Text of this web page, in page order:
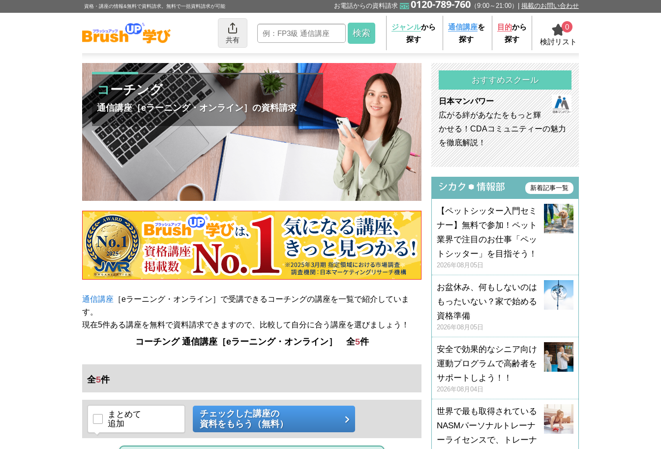
資格・講座の情報&無料で資料請求。無料で一括資料請求が可能 お電話からの資料請求 0120-789-760 （9:00～21:00） 掲載のお問い合わせ
共有
ジャンルから
探す
通信講座を
探す
目的から
探す
0
検討リスト
コーチング
通信講座［eラーニング・オンライン］の資料請求
通信講座 ［eラーニング・オンライン］で受講できるコーチングの講座を一覧で紹介していま
す。
現在5件ある講座を無料で資料請求できますので、比較して自分に合う講座を選びましょう！
コーチング 通信講座［eラーニング・オンライン］ 全5件
全5件
まとめて
追加
チェックした講座の
資料をもらう（無料）
おすすめスクール
日本マンパワー
広がる絆があなたをもっと輝
かせる！CDAコミュニティーの魅力
を徹底解説！
新着記事一覧
【ペットシッター入門セミ
ナー】無料で参加！ペット
業界で注目のお仕事「ペッ
トシッター」を目指そう！
2026年08月05日
お盆休み、何もしないのは
もったいない？家で始める
資格準備
2026年08月05日
安全で効果的なシニア向け
運動プログラムで高齢者を
サポートしよう！！
2026年08月04日
世界で最も取得されている
NASMパーソナルトレーナ
ーライセンスで、トレーナ